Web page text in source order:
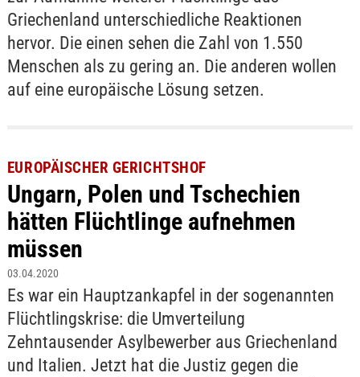
Griechenland unterschiedliche Reaktionen
hervor. Die einen sehen die Zahl von 1.550
Menschen als zu gering an. Die anderen wollen
auf eine europäische Lösung setzen.
EUROPÄISCHER GERICHTSHOF
Ungarn, Polen und Tschechien
hätten Flüchtlinge aufnehmen
müssen
03.04.2020
Es war ein Hauptzankapfel in der sogenannten
Flüchtlingskrise: die Umverteilung
Zehntausender Asylbewerber aus Griechenland
und Italien. Jetzt hat die Justiz gegen die